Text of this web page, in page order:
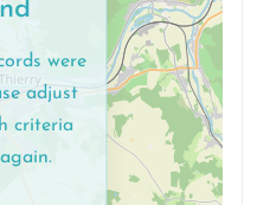
were
adjust
criteria